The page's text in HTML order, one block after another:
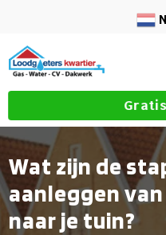
Wat zijn de
aanleggen
naar je tuin?